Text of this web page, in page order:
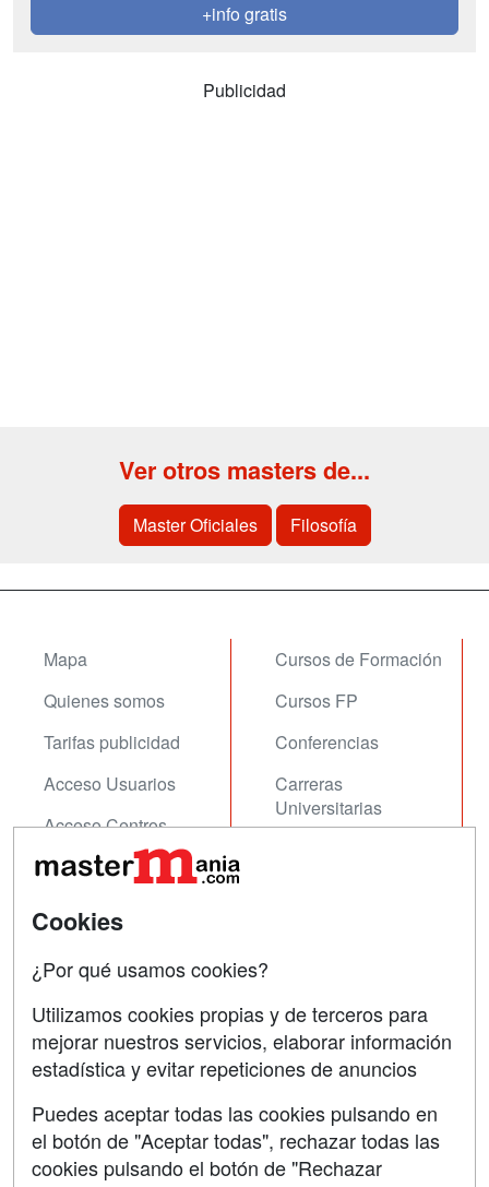
+info gratis
Publicidad
Ver otros masters de...
Master Oficiales Filosofía
Mapa
Quienes somos
Tarifas publicidad
Acceso Usuarios
Acceso Centros
Cursos de Formación
Cursos FP
Conferencias
Carreras
Universitarias
Contactar
Copyleft
Grupo formazion:
Cookies
¿Por qué usamos cookies?
Utilizamos cookies propias y de terceros para
mejorar nuestros servicios, elaborar información
estadística y evitar repeticiones de anuncios
Puedes aceptar todas las cookies pulsando en
el botón de "Aceptar todas", rechazar todas las
cookies pulsando el botón de "Rechazar